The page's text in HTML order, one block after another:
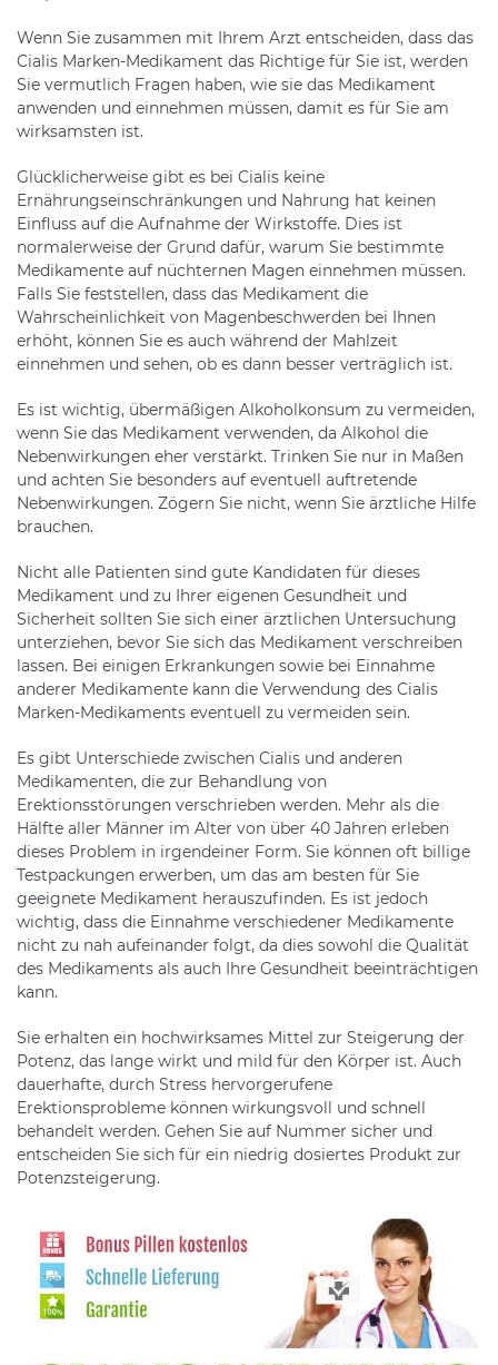
Wenn Sie zusammen mit Ihrem Arzt entscheiden, dass das
Cialis Marken-Medikament das Richtige für Sie ist, werden
Sie vermutlich Fragen haben, wie sie das Medikament
anwenden und einnehmen müssen, damit es für Sie am
wirksamsten ist.
Glücklicherweise gibt es bei Cialis keine
Ernährungseinschränkungen und Nahrung hat keinen
Einfluss auf die Aufnahme der Wirkstoffe. Dies ist
normalerweise der Grund dafür, warum Sie bestimmte
Medikamente auf nüchternen Magen einnehmen müssen.
Falls Sie feststellen, dass das Medikament die
Wahrscheinlichkeit von Magenbeschwerden bei Ihnen
erhöht, können Sie es auch während der Mahlzeit
einnehmen und sehen, ob es dann besser verträglich ist.
Es ist wichtig, übermäßigen Alkoholkonsum zu vermeiden,
wenn Sie das Medikament verwenden, da Alkohol die
Nebenwirkungen eher verstärkt. Trinken Sie nur in Maßen
und achten Sie besonders auf eventuell auftretende
Nebenwirkungen. Zögern Sie nicht, wenn Sie ärztliche Hilfe
brauchen.
Nicht alle Patienten sind gute Kandidaten für dieses
Medikament und zu Ihrer eigenen Gesundheit und
Sicherheit sollten Sie sich einer ärztlichen Untersuchung
unterziehen, bevor Sie sich das Medikament verschreiben
lassen. Bei einigen Erkrankungen sowie bei Einnahme
anderer Medikamente kann die Verwendung des Cialis
Marken-Medikaments eventuell zu vermeiden sein.
Es gibt Unterschiede zwischen Cialis und anderen
Medikamenten, die zur Behandlung von
Erektionsstörungen verschrieben werden. Mehr als die
Hälfte aller Männer im Alter von über 40 Jahren erleben
dieses Problem in irgendeiner Form. Sie können oft billige
Testpackungen erwerben, um das am besten für Sie
geeignete Medikament herauszufinden. Es ist jedoch
wichtig, dass die Einnahme verschiedener Medikamente
nicht zu nah aufeinander folgt, da dies sowohl die Qualität
des Medikaments als auch Ihre Gesundheit beeinträchtigen
kann.
Sie erhalten ein hochwirksames Mittel zur Steigerung der
Potenz, das lange wirkt und mild für den Körper ist. Auch
dauerhafte, durch Stress hervorgerufene
Erektionsprobleme können wirkungsvoll und schnell
behandelt werden. Gehen Sie auf Nummer sicher und
entscheiden Sie sich für ein niedrig dosiertes Produkt zur
Potenzsteigerung.